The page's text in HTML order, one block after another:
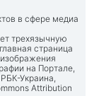
в сфере медиа
трехязычную
страница
на Портале,
Украина,
Attribution